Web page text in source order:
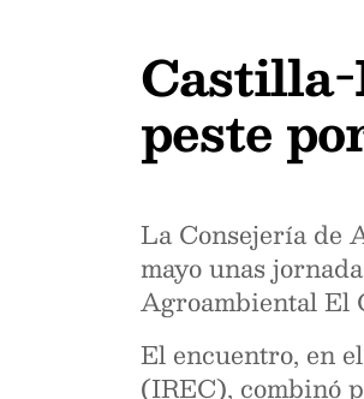
peste
La Consejería de
mayo unas
Agroambiental El
El encuentro, en
(IREC), combinó